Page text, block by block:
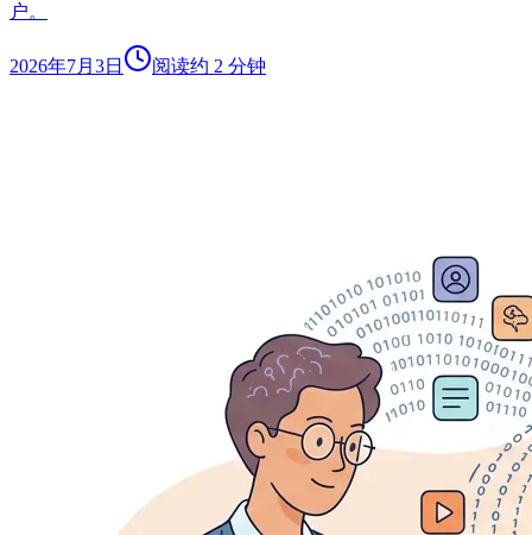
户。
2026年7月3日 阅读约 2 分钟